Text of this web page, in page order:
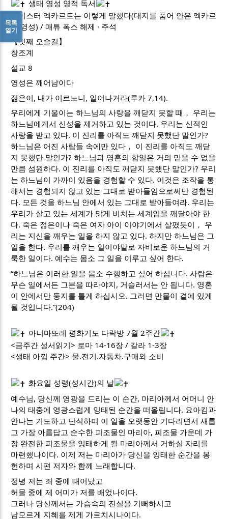
생태 영성 영적 독서
마이스터 엑카르트는 이렇게 말했다(대지를 품어 안은 엑카르
트 영성) / 매튜 폭스 해제 · 주석
【첫째 오솔길】
창조계
설교 8
영성은 깨어남이다
젊은이, 내가 이르노니, 일어나거라(루카 7,14).
우리에게 기울이는 하느님의 사랑을 깨닫지 못할 때， 우리는
하느님에게서 신성을 제거하고 있는 것이다. 우리는 신적인
사랑올 받고 있다. 이 진리를 아직도 깨닫지 못했단 말인가?
하느님은 어진 사람들 속에만 있다， 이 진리를 아직도 깨닫
지 못했단 말인가? 하느님과 영혼의 합일은 거의 믿을 수 없을
만큼 섬원하다. 이 진리를 아직도 깨닫지 못했단 말인가? 우리
는 하느님이 가까이 있음을 경험할 수 있다. 이것은 조작을 통
해서는 경험되지 않고 있는 그대로 받아들임으로써만 경험된
다. 모든 것올 하느님 안에서 있는 그대로 받아들여라. 우리는
우리가 살고 있는 세계가 맑게 비치는 세계임을 깨달아야 한
다. 죽은 젊은이나 죽은 여자 아이 이야기에서 살폈듯이， 우
리는 지신을 깨우는 일을 하지 않고 있다. 하지만 하느님은 그
일을 한다. 우리를 깨우는 일이야말로 자비로운 하느님의 거
룩한 일이다. 예수는 몸소 그 일을 이루고 싶어 한다.
“하느님은 이러한 일을 몸소 수행하고 싶어 하십니다. 사람은
무슨 일에서든 그분을 따라야지, 거슬러서는 안 됩니다. 영혼
이 안에서만 둥지를 틀게 하십시오. 그러면 만물이 곁에 있게
될 것입니다.”(204)
아니마또레 평화기도 다락방 7월 2주간
<금주간 성서읽기> 로마 14-16장 / 갈라 1-3장
<생태 아낌 주간> 물.전기.자동차.구매와 소비
화요일 성령(성시간)의 날
예수님, 당신께 영광을 드리는 이 순간, 마리아께서 어머니 안
나의 태중에 영광스럽게 잉태된 순간을 떠올립니다. 요아킴과
안나는 기도하고 단식하며 이 일을 오랫동안 기다리면서 새롭
고 가장 아름답고 순수한 피조물인 마리아, 피조물 가운데 가
장 완전한 피조물을 잉태하게 될 마리아께서 거하실 자리를
마련했나이다. 이제 저는 마리아가 당신을 잉태한 순간을 봉
헌하며 시편 저자와 함께 노래합니다.
정녕 저는 죄 중에 태어났고
허물 중에 제 어미가 저를 배었나이다.
그러나 당신께서는 가슴속의 진실을 기뻐하시고
남모르게 지혜를 제게 가르치시나이다.
목록
열기